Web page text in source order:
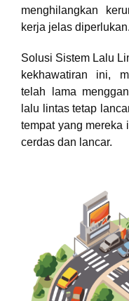
menghilangkan
kerja jelas diperlukan.
Solusi Sistem Lalu
kekhawatiran ini,
telah lama
lalu lintas tetap
tempat yang mereka
cerdas dan lancar.